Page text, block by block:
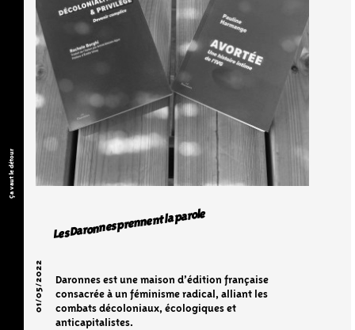
Ça vaut le détour
Les Daronnes prennent la parole
01/05/2022
Daronnes est une maison d’édition française
consacrée à un féminisme radical, alliant les
combats décoloniaux, écologiques et
anticapitalistes.